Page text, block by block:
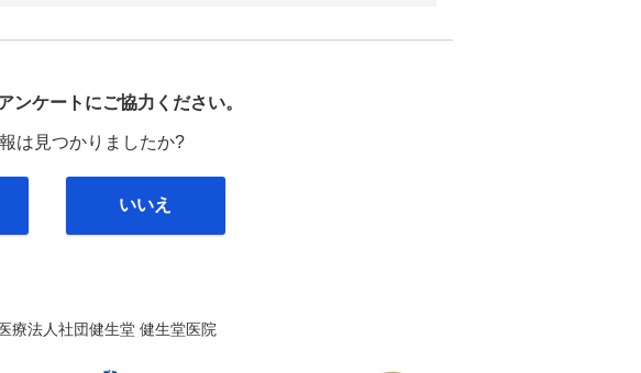
ンケートにご協力ください。
は見つかりましたか?
いいえ
医療法人社団健生堂 健生堂医院